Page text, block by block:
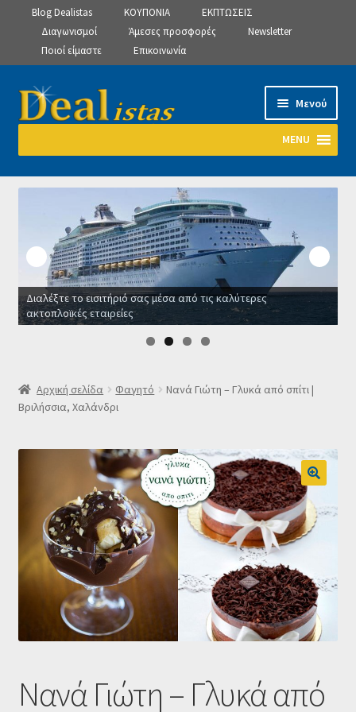
Blog Dealistas ΚΟΥΠΟΝΙΑ
ΕΚΠΤΩΣΕΙΣ
Διαγωνισμοί
Άμεσες προσφορές
Newsletter
Ποιοί είμαστε
Επικοινωνία
Απευθείας
μετάβαση
πλοήγηση
Μετάβαση
σε
Μενού
MENU
Αρχική
Manage Subscriptions
Manage Subscriptions
Manage Subscriptions
SLIDER
Επιβεβαίωση εγγραφής στο Newsletter του Dealistas.gr
Επικοινωνία
Καλάθι
Κατάστημα
Ο λογαριασμός μου
Διαλέξτε το εισιτήριό σας μέσα από τις καλύτερες
ακτοπλοϊκές εταιρείες
Αρχική σελίδα Φαγητό
Νανά Γιώτη – Γλυκά από σπίτι |
Βριλήσσια, Χαλάνδρι
Νανά Γιώτη – Γλυκά από